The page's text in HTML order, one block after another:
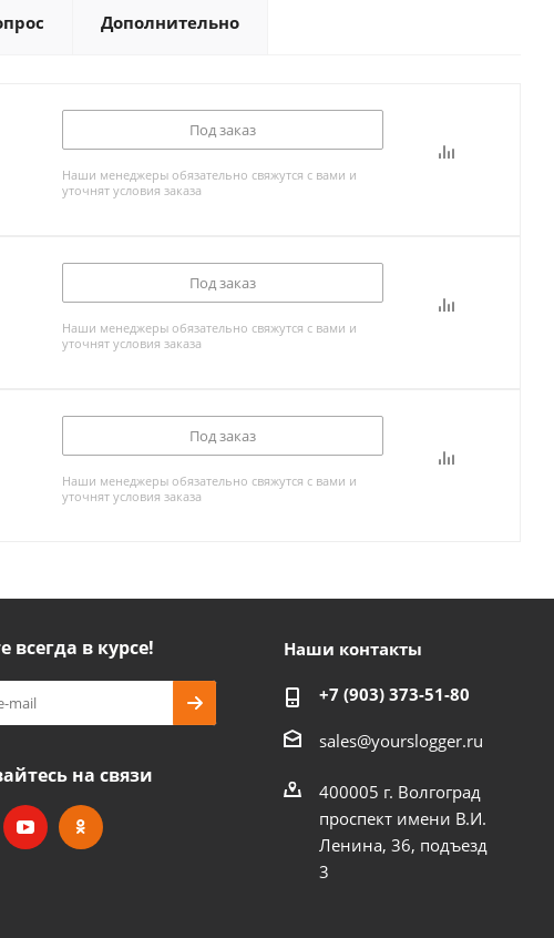
Дополнительно
Под заказ
Наши менеджеры обязательно свяжутся с вами и
уточнят условия заказа
Под заказ
Наши менеджеры обязательно свяжутся с вами и
уточнят условия заказа
Под заказ
Наши менеджеры обязательно свяжутся с вами и
уточнят условия заказа
всегда в курсе!
на связи
Наши контакты
+7 (903) 373-51-80
sales@yourslogger.ru
400005 г. Волгоград
проспект имени В.И.
Ленина, 36, подъезд
3